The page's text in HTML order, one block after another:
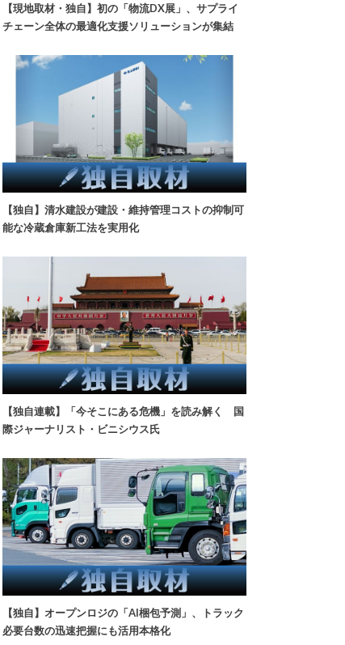
【現地取材・独自】初の「物流DX展」、サプライ
チェーン全体の最適化支援ソリューションが集結
【独自】清水建設が建設・維持管理コストの抑制可
能な冷蔵倉庫新工法を実用化
【独自連載】「今そこにある危機」を読み解く 国
際ジャーナリスト・ビニシウス氏
【独自】オープンロジの「AI梱包予測」、トラック
必要台数の迅速把握にも活用本格化